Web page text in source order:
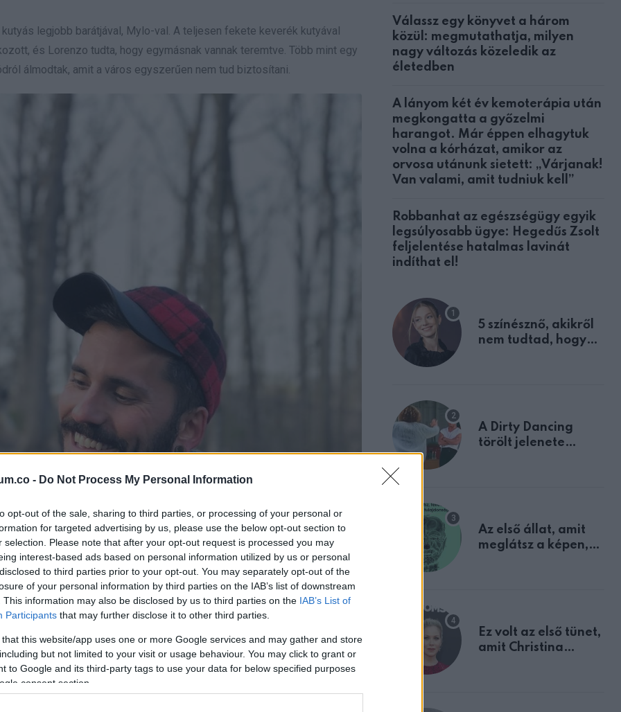
- Do Not Process My Personal Information
opt-out of the sale, sharing to third parties, or processing of your personal or
for targeted advertising by us, please use the below opt-out section to
selection. Please note that after your opt-out request is processed you may
interest-based ads based on personal information utilized by us or personal
to third parties prior to your opt-out. You may separately opt-out of the
of your personal information by third parties on the IAB’s list of downstream
This information may also be disclosed by us to third parties on the IAB’s List of
Participants that may further disclose it to other third parties.
that this website/app uses one or more Google services and may gather and store
but not limited to your visit or usage behaviour. You may click to grant or
to Google and its third-party tags to use your data for below specified purposes
consent section.
legjobb barátjával, Mylo-val. A teljesen fekete keverék kutyával
és Lorenzo tudta, hogy egymásnak vannak teremtve. Több mint egy
álmodtak, amit a város egyszerűen nem tud biztosítani.
Válassz egy könyvet a három
közül: megmutathatja, milyen
nagy változás közeledik az
életedben
A lányom két év kemoterápia után
megkongatta a győzelmi
harangot. Már éppen elhagytuk
volna a kórházat, amikor az
orvosa utánunk sietett: „Várjanak!
Van valami, amit tudniuk kell”
Robbanhat az egészségügy egyik
legsúlyosabb ügye: Hegedűs Zsolt
feljelentése hatalmas lavinát
indíthat el!
5 színésznő, akikről
nem tudtad, hogy
A Dirty Dancing
törölt jelenete
Az első állat, amit
meglátsz a képen,
Ez volt az első tünet,
amit Christina